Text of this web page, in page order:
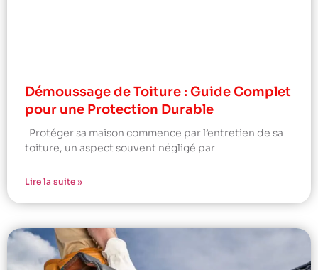
Démoussage de Toiture : Guide Complet
pour une Protection Durable
Protéger sa maison commence par l’entretien de sa
toiture, un aspect souvent négligé par
Lire la suite »